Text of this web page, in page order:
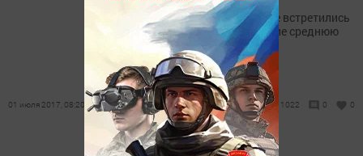
Вчера в Новом Альметьеве встретились
одноклассники, окончившие среднюю
школу в 1967 году.
01 июля 2017, 08:20 1022 0 0